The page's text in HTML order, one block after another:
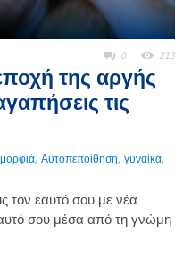
0 213
της αργής
τις
, Αυτοπεποίθηση, γυναίκα,
τον εαυτό σου με νέα
σου μέσα από τη γνώμη